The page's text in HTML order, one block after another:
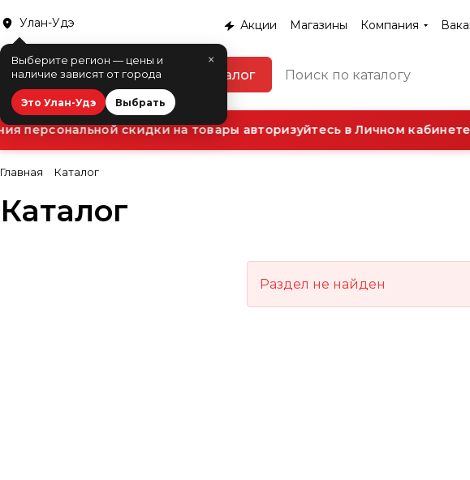
Улан-Удэ
×
Выберите регион — цены и
наличие зависят от города
Это Улан-Удэ Выбрать
Акции Магазины Компания
Каталог
персональной скидки на товары авторизуйтесь в Личном кабинете.
Главная Каталог
Каталог
Раздел не найден